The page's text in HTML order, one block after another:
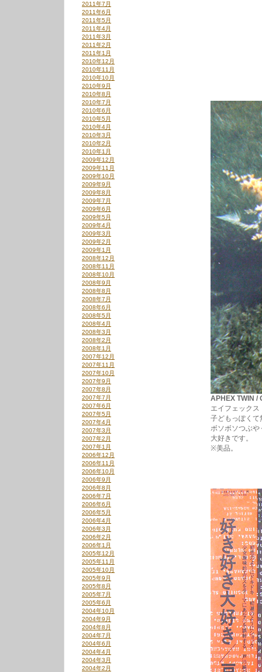
APHEX TWIN /
エイフェック
子どもっぽくて
ボソボソつぶや
大好きです。
※美品。
2011年7月
2011年6月
2011年5月
2011年4月
2011年3月
2011年2月
2011年1月
2010年12月
2010年11月
2010年10月
2010年9月
2010年8月
2010年7月
2010年6月
2010年5月
2010年4月
2010年3月
2010年2月
2010年1月
2009年12月
2009年11月
2009年10月
2009年9月
2009年8月
2009年7月
2009年6月
2009年5月
2009年4月
2009年3月
2009年2月
2009年1月
2008年12月
2008年11月
2008年10月
2008年9月
2008年8月
2008年7月
2008年6月
2008年5月
2008年4月
2008年3月
2008年2月
2008年1月
2007年12月
2007年11月
2007年10月
2007年9月
2007年8月
2007年7月
2007年6月
2007年5月
2007年4月
2007年3月
2007年2月
2007年1月
2006年12月
2006年11月
2006年10月
2006年9月
2006年8月
2006年7月
2006年6月
2006年5月
2006年4月
2006年3月
2006年2月
2006年1月
2005年12月
2005年11月
2005年10月
2005年9月
2005年8月
2005年7月
2005年6月
2004年10月
2004年9月
2004年8月
2004年7月
2004年6月
2004年4月
2004年3月
2004年2月